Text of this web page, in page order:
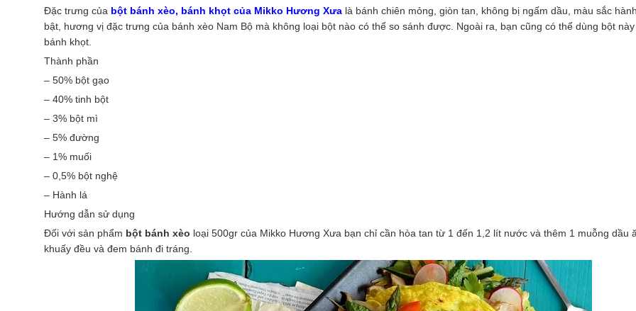
Đặc trưng của bột bánh xèo, bánh khọt của Mikko Hương Xưa là bánh chiên mỏng, giòn tan, không bị ngấm dầu, màu sắc
bật, hương vị đặc trưng của bánh xèo Nam Bộ mà không loại bột nào có thể so sánh được. Ngoài ra, bạn cũng có thể dùng bột
bánh khọt.
Thành phần
– 50% bột gạo
– 40% tinh bột
– 3% bột mì
– 5% đường
– 1% muối
– 0,5% bột nghệ
– Hành lá
Hướng dẫn sử dụng
Đối với sản phẩm bột bánh xèo loại 500gr của Mikko Hương Xưa bạn chỉ cần hòa tan từ 1 đến 1,2 lít nước và thêm 1 muỗng dầu
khuấy đều và đem bánh đi tráng.